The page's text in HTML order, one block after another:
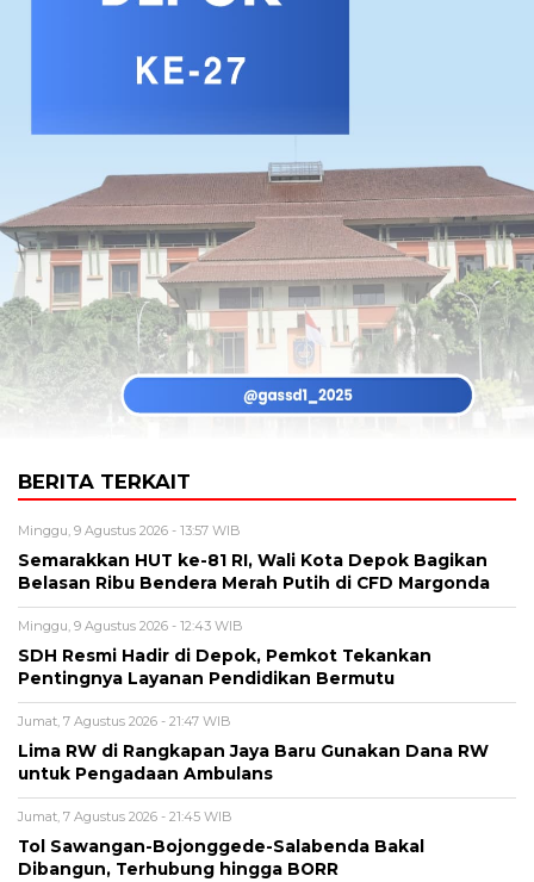
BERITA TERKAIT
Minggu, 9 Agustus 2026 - 13:57 WIB
Semarakkan HUT ke-81 RI, Wali Kota Depok Bagikan
Belasan Ribu Bendera Merah Putih di CFD Margonda
Minggu, 9 Agustus 2026 - 12:43 WIB
SDH Resmi Hadir di Depok, Pemkot Tekankan
Pentingnya Layanan Pendidikan Bermutu
Jumat, 7 Agustus 2026 - 21:47 WIB
Lima RW di Rangkapan Jaya Baru Gunakan Dana RW
untuk Pengadaan Ambulans
Jumat, 7 Agustus 2026 - 21:45 WIB
Tol Sawangan-Bojonggede-Salabenda Bakal
Dibangun, Terhubung hingga BORR